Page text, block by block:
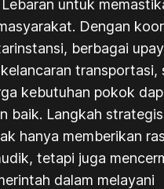
untuk
Dengan
berbagai
transportasi,
kebutuhan pokok
baik. Langkah
hanya memberikan
tetapi juga
dalam melayani